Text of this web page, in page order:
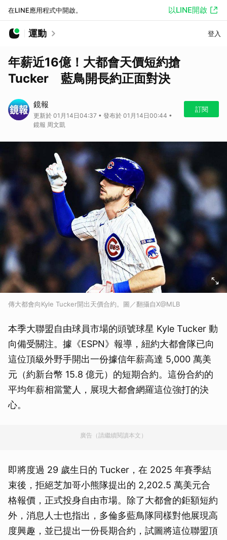
在LINE應用程式中開啟。 以LINE開啟
運動 登入
年薪近16億！大都會天價短約搶
Tucker 藍鳥開長約正面對決
鏡報
更新於 01月14日04:37 • 發布於 01月14日00:44 •
鏡報 周文凱
訂閱
傳大都會向Kyle Tucker開出天價合約。圖／翻攝自X@MLB
本季大聯盟自由球員市場的頭號球星 Kyle Tucker 動
向備受關注。據《ESPN》報導，紐約大都會隊已向
這位頂級外野手開出一份據信年薪高達 5,000 萬美
元（約新台幣 15.8 億元）的短期合約。這份合約的
平均年薪相當驚人，展現大都會網羅這位強打的決
心。
廣告（請繼續閱讀本文）
即將度過 29 歲生日的 Tucker，在 2025 年賽季結
束後，拒絕芝加哥小熊隊提出的 2,202.5 萬美元合
格報價，正式投身自由市場。除了大都會的鉅額短約
外，消息人士也指出，多倫多藍鳥隊同樣對他展現高
度興趣，並已提出一份長期合約，試圖將這位聯盟頂